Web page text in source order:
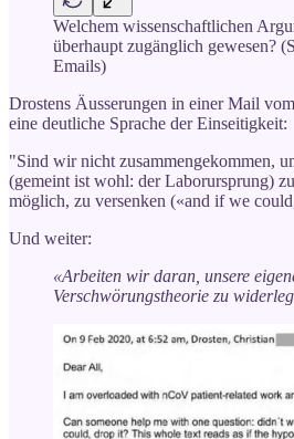
Welchem wissenschaftlichen
überhaupt zugänglich gewesen?
Emails)
Drostens Äusserungen in einer Mail
eine deutliche Sprache der Einseitigkeit:
"Sind wir nicht zusammengekommen,
(gemeint ist wohl: der Laborursprung)
möglich, zu versenken («and if we
Und weiter:
«Arbeiten wir daran, unsere
Verschwörungstheorie zu